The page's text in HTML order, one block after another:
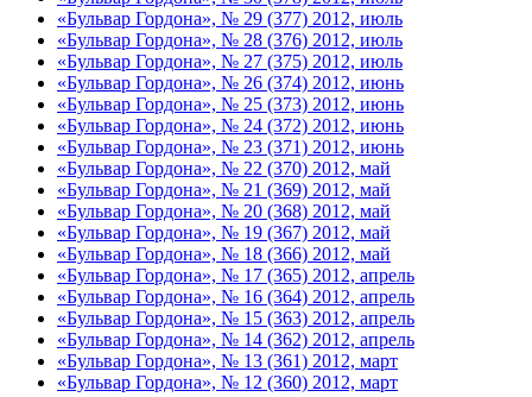
«Бульвар Гордона», № 29 (377) 2012, июль
«Бульвар Гордона», № 28 (376) 2012, июль
«Бульвар Гордона», № 27 (375) 2012, июль
«Бульвар Гордона», № 26 (374) 2012, июнь
«Бульвар Гордона», № 25 (373) 2012, июнь
«Бульвар Гордона», № 24 (372) 2012, июнь
«Бульвар Гордона», № 23 (371) 2012, июнь
«Бульвар Гордона», № 22 (370) 2012, май
«Бульвар Гордона», № 21 (369) 2012, май
«Бульвар Гордона», № 20 (368) 2012, май
«Бульвар Гордона», № 19 (367) 2012, май
«Бульвар Гордона», № 18 (366) 2012, май
«Бульвар Гордона», № 17 (365) 2012, апрель
«Бульвар Гордона», № 16 (364) 2012, апрель
«Бульвар Гордона», № 15 (363) 2012, апрель
«Бульвар Гордона», № 14 (362) 2012, апрель
«Бульвар Гордона», № 13 (361) 2012, март
«Бульвар Гордона», № 12 (360) 2012, март